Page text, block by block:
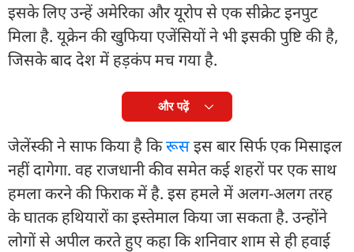
इसके लिए उन्हें अमेरिका और यूरोप से एक सीक्रेट इनपुट
मिला है. यूक्रेन की खुफिया एजेंसियों ने भी इसकी पुष्टि की है,
जिसके बाद देश में हड़कंप मच गया है.
और पढ़ें
जेलेंस्की ने साफ किया है किरूसइस बार सिर्फ एक मिसाइल
नहीं दागेगा. वह राजधानी कीव समेत कई शहरों पर एक साथ
हमला करने की फिराक में है. इस हमले में अलग-अलग तरह
के घातक हथियारों का इस्तेमाल किया जा सकता है. उन्होंने
लोगों से अपील करते हुए कहा कि शनिवार शाम से ही हवाई